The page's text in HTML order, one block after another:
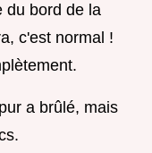
du bord de la
c'est normal !
a brûlé, mais